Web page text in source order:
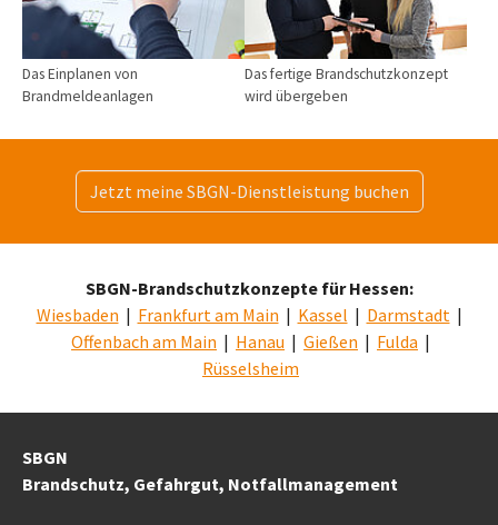
Das Einplanen von
Brandmeldeanlagen
Das fertige Brandschutzkonzept
wird übergeben
Jetzt meine SBGN-Dienstleistung buchen
SBGN-Brandschutzkonzepte für Hessen:
Wiesbaden | Frankfurt am Main | Kassel | Darmstadt|
Offenbach am Main | Hanau | Gießen | Fulda |
Rüsselsheim
SBGN
Brandschutz, Gefahrgut, Notfallmanagement